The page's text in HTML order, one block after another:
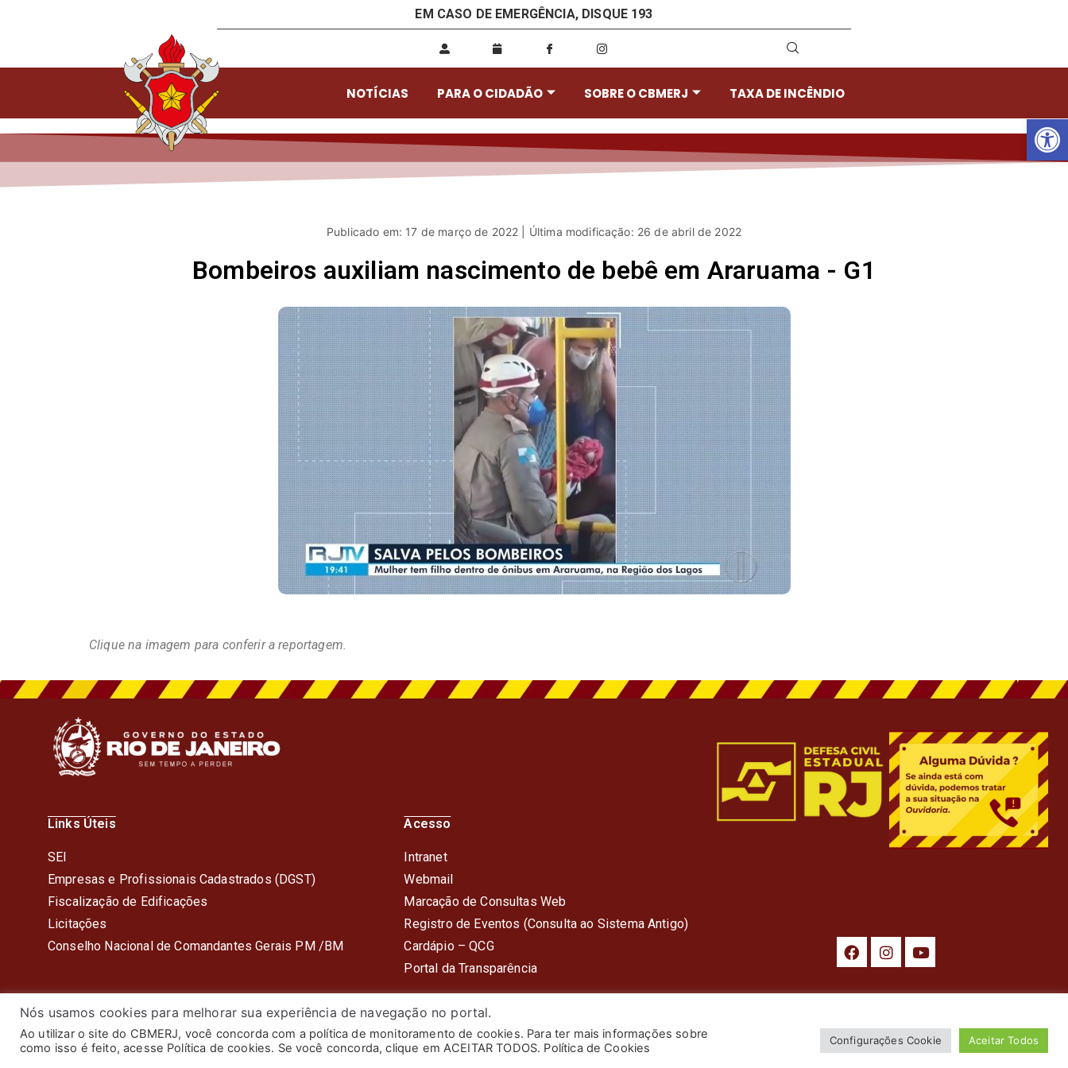
EM CASO DE EMERGÊNCIA, DISQUE 193
NOTÍCIAS PARA O CIDADÃO SOBRE O CBMERJ TAXA DE INCÊNDIO
Publicado em: 17 de março de 2022 | Última modificação: 26 de abril de 2022
Bombeiros auxiliam nascimento de bebê em Araruama - G1
Clique na imagem para conferir a reportagem.
Links Úteis
SEI
Empresas e Profissionais Cadastrados (DGST)
Fiscalização de Edificações
Licitações
Conselho Nacional de Comandantes Gerais PM /BM
Acesso
Intranet
Webmail
Marcação de Consultas Web
Registro de Eventos (Consulta ao Sistema Antigo)
Cardápio – QCG
Portal da Transparência
© 2024 Corpo de Bombeiros Militar do Estado do Rio de Janeiro. Todos os Direitos Reservados. Desenvolvimento porASTI.
Nós usamos cookies para melhorar sua experiência de navegação no portal.
Ao utilizar o site do CBMERJ, você concorda com a política de monitoramento de cookies. Para ter mais informações sobre
como isso é feito, acesse Política de cookies. Se você concorda, clique em ACEITAR TODOS. Política de Cookies
Configurações Cookie Aceitar Todos